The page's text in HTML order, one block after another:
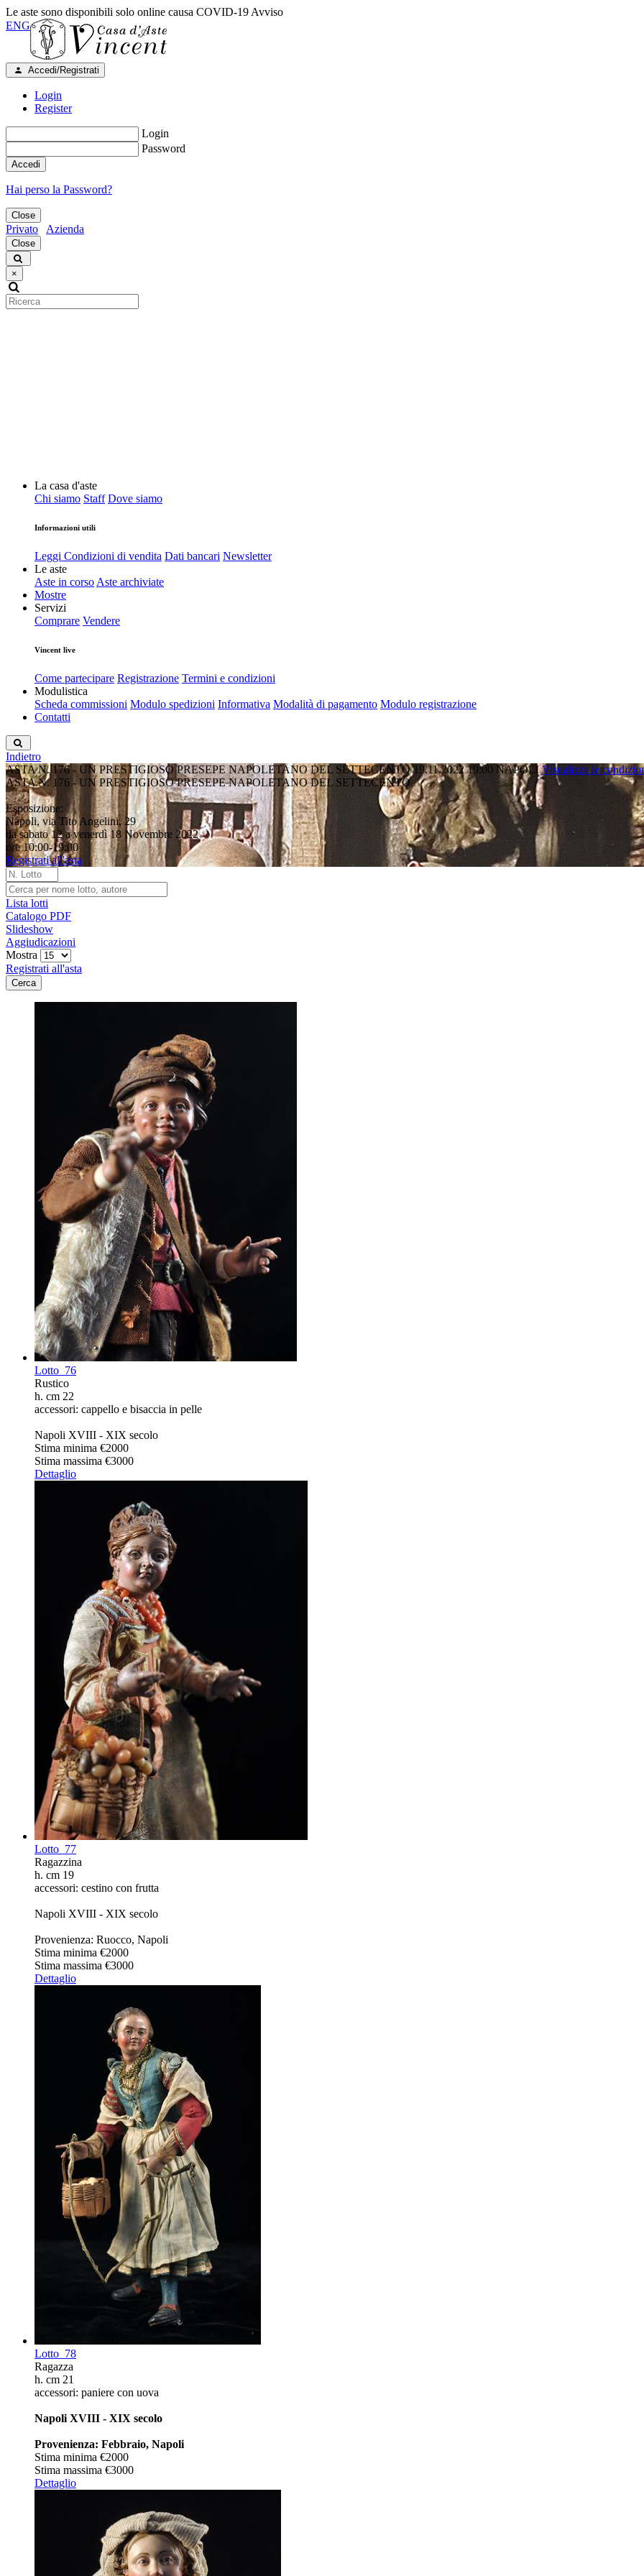
Le aste sono disponibili solo online causa COVID-19 Avviso
ENG
Accedi/Registrati
Login
Register
Login
Password
Accedi
Hai perso la Password?
Close
Privato Azienda
Close
×
La casa d'aste
Chi siamo Staff Dove siamo
Informazioni utili
Leggi Condizioni di vendita Dati bancari Newsletter
Le aste
Aste in corso Aste archiviate
Mostre
Servizi
Comprare Vendere
Vincent live
Come partecipare Registrazione Termini e condizioni
Modulistica
Scheda commissioni Modulo spedizioni Informativa Modalità di pagamento Modulo registrazione
Contatti
Indietro
ASTA N. 176 - UN PRESTIGIOSO PRESEPE NAPOLETANO DEL SETTECENTO 19.11.2022 19:00 NAPOLI Visualizza le
ASTA N. 176 - UN PRESTIGIOSO PRESEPE NAPOLETANO DEL SETTECENTO
Esposizione:
Napoli, via Tito Angelini, 29
da sabato 12 a venerdì 18 Novembre 2022
ore 10:00-19:00
Registrati all'asta
Lista lotti
Catalogo PDF
Slideshow
Aggiudicazioni
Mostra
Registrati all'asta
Lotto 76
Rustico
h. cm 22
accessori: cappello e bisaccia in pelle
Napoli XVIII - XIX secolo
Stima minima €2000
Stima massima €3000
Dettaglio
Lotto 77
Ragazzina
h. cm 19
accessori: cestino con frutta
Napoli XVIII - XIX secolo
Provenienza: Ruocco, Napoli
Stima minima €2000
Stima massima €3000
Dettaglio
Lotto 78
Ragazza
h. cm 21
accessori: paniere con uova
Napoli XVIII - XIX secolo
Provenienza: Febbraio, Napoli
Stima minima €2000
Stima massima €3000
Dettaglio